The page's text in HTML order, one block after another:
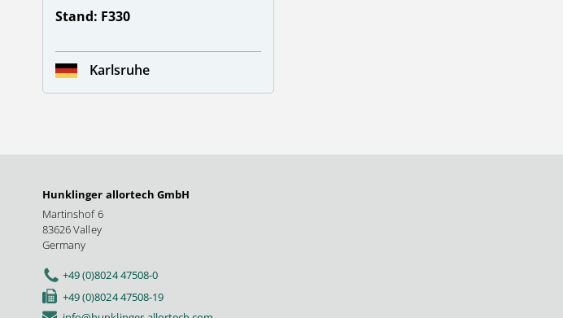
Stand: F330
Karlsruhe
Hunklinger allortech GmbH
Martinshof 6
83626 Valley
Germany
+49 (0)8024 47508-0
+49 (0)8024 47508-19